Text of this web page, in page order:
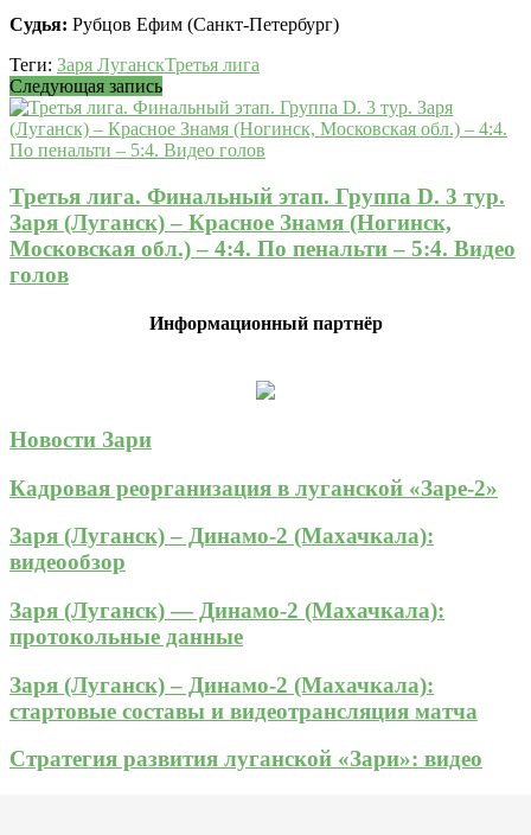
Судья: Рубцов Ефим (Санкт-Петербург)
Теги: Заря ЛуганскТретья лига
Следующая запись
Третья лига. Финальный этап. Группа D. 3 тур.
Заря (Луганск) – Красное Знамя (Ногинск,
Московская обл.) – 4:4. По пенальти – 5:4. Видео
голов
Информационный партнёр
Новости Зари
Кадровая реорганизация в луганской «Заре-2»
Заря (Луганск) – Динамо-2 (Махачкала):
видеообзор
Заря (Луганск) — Динамо-2 (Махачкала):
протокольные данные
Заря (Луганск) – Динамо-2 (Махачкала):
стартовые составы и видеотрансляция матча
Стратегия развития луганской «Зари»: видео